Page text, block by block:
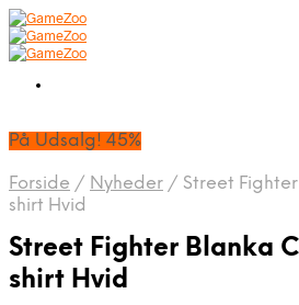
På Udsalg! 45%
Forside / Nyheder / Street
shirt Hvid
Street Fighter Blanka
shirt Hvid